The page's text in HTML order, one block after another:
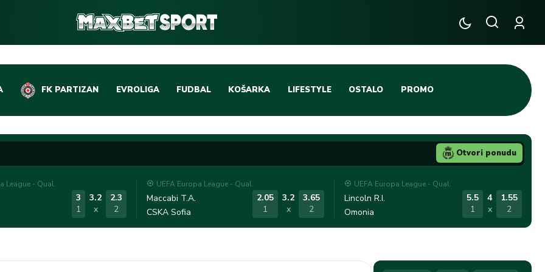
FK PARTIZAN EVROLIGA FUDBAL
DOMAĆI FUDBAL
LIGE PETICE
OSTALE LIGE
KOŠARKA
EVROLIGA
ABA LIGA
REPREZENTATIVNA KOŠARKA
LIFESTYLE OSTALO
TENIS
TIFO SCENA
KROZ OBRUČ!
PROMO
League - Qual.
3
1
3.2
x
2.3
2
UEFA Europa League - Qual.
Maccabi T.A.
CSKA Sofia
2.05
1
3.2
x
3.65
2
UEFA Europa League - Qual.
Lincoln R.I.
Omonia
5.5
1
4
x
1.55
2
Otvori ponudu